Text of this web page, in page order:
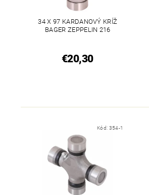
34 X 97 KARDANOVÝ KRÍŽ
BAGER ZEPPELIN 216
€20,30
Kód: 354-1